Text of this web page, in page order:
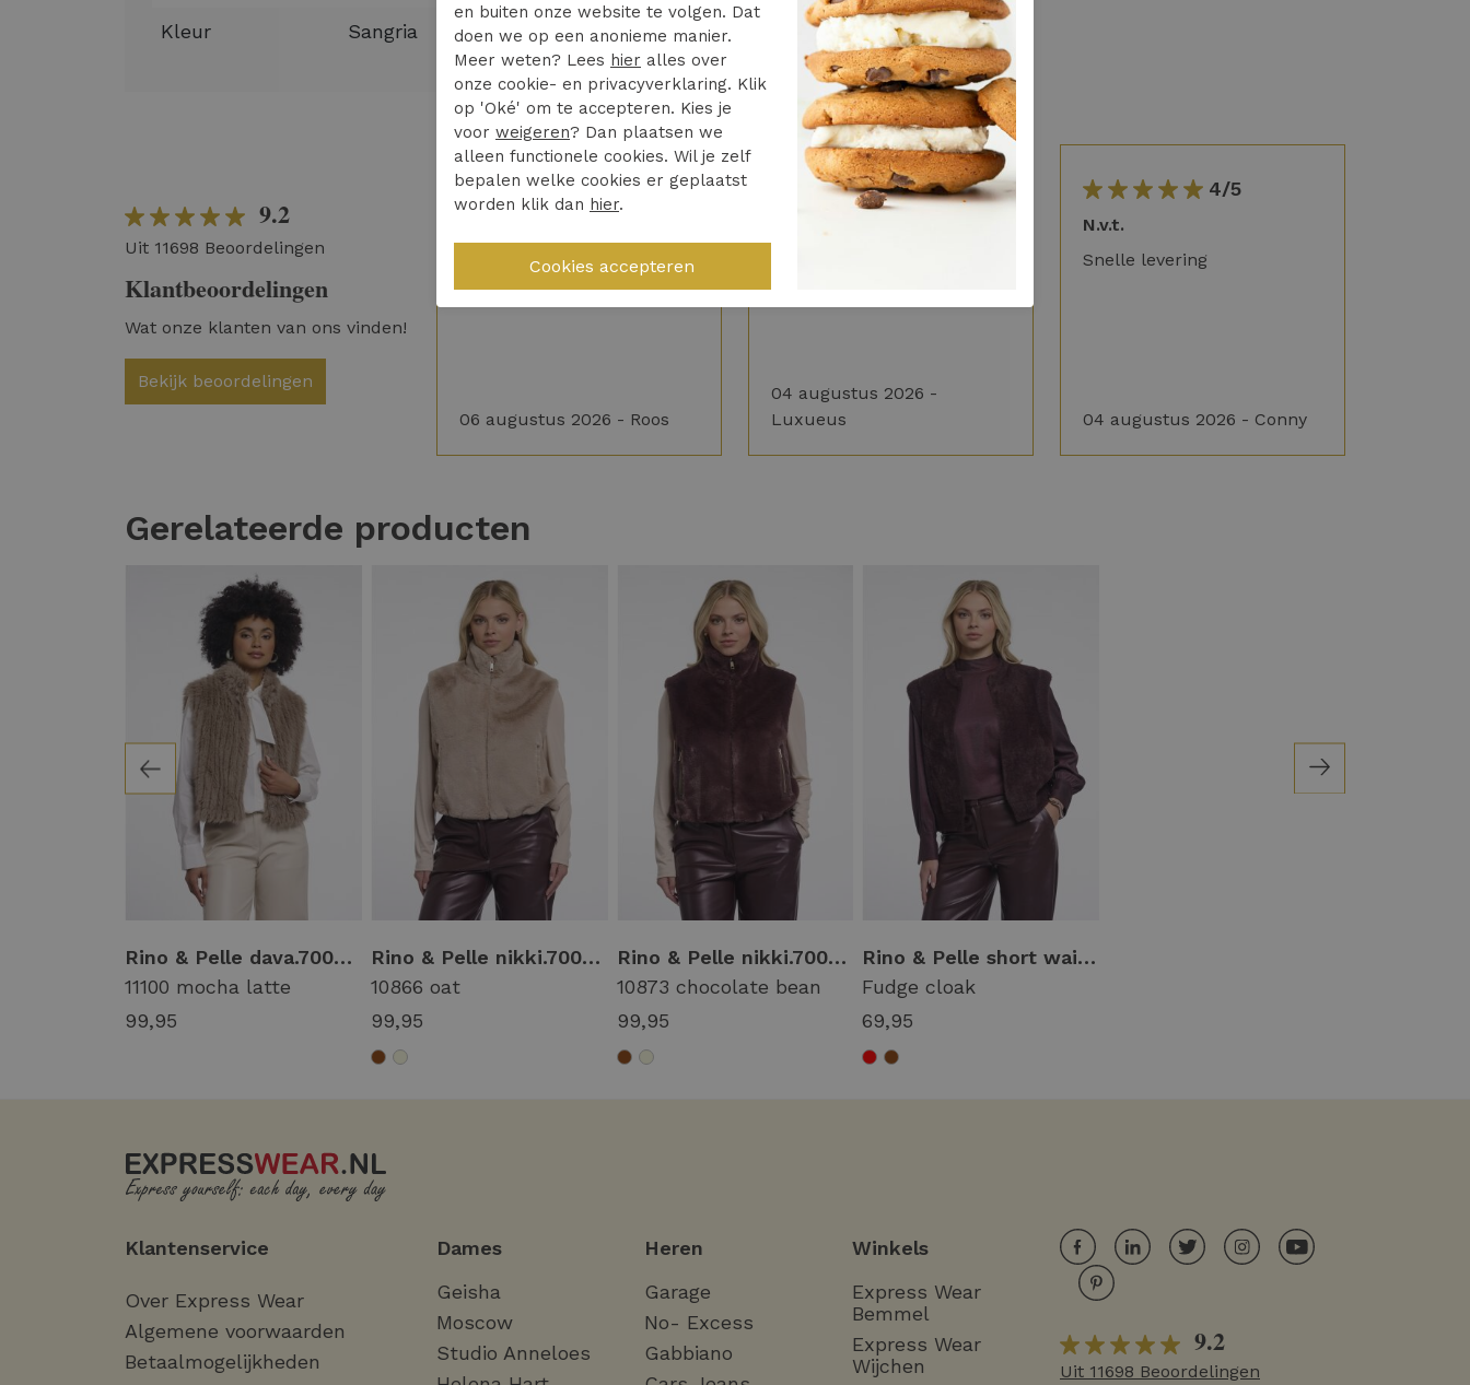
Kleur Sangria
9.2
Uit 11698 Beoordelingen
Klantbeoordelingen
Wat onze klanten van ons vinden!
Bekijk beoordelingen
4/5
Verkeerd artikel bezorgd
06 augustus 2026 - Roos
5/5
04 augustus 2026 -
Luxueus
4/5
N.v.t.
Snelle levering
04 augustus 2026 - Conny
Gerelateerde producten
Rino & Pelle dava.7002611 waistcoat with closure Gilets 11100 mocha latte
11100 mocha latte
99,95
Rino & Pelle nikki.7002611 short faux fur waistcoat Vest 10866 oat
10866 oat
99,95
Rino & Pelle nikki.7002611 short faux fur waistcoat Vest 10873 chocolate bean
10873 chocolate bean
99,95
Rino & Pelle short waistcoat elona.5002611 Vest fudge cloak
Fudge cloak
69,95
Klantenservice
Over Express Wear
Algemene voorwaarden
Betaalmogelijkheden
Dames
Geisha
Moscow
Studio Anneloes
Heren
Garage
No- Excess
Gabbiano
Winkels
Express Wear
Bemmel
Express Wear
Wijchen
9.2
Uit 11698 Beoordelingen
en buiten onze website te volgen. Dat
doen we op een anonieme manier.
Meer weten? Lees hier alles over
onze cookie- en privacyverklaring. Klik
op 'Oké' om te accepteren. Kies je
voor weigeren? Dan plaatsen we
alleen functionele cookies. Wil je zelf
bepalen welke cookies er geplaatst
worden klik dan hier.